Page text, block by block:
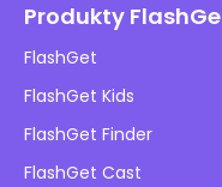
Zásady DMCA
Ochrana osobních údajů
Reklamní zásady
Neprodávejte mé
Blog
Bezpečnost dětí online
Stáhnout
Produkty
FlashGet
FlashGet Kids
FlashGet Finder
FlashGet Cast